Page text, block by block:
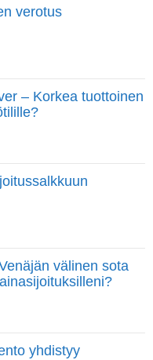
verotus
– Korkea tuottoinen
välinen sota
yhdistyy